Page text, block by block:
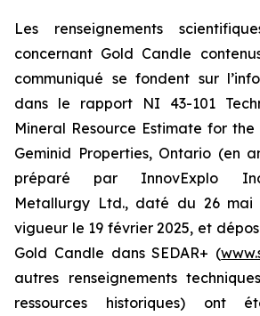
Les renseignements
concernant Gold Candle
communiqué se fondent sur
dans le rapport NI 43-101
Mineral Resource Estimate for
Geminid Properties, Ontario (en
préparé par InnovExplo
Metallurgy Ltd., daté du 26 mai
vigueur le 19 février 2025, et
Gold Candle dans SEDAR+ (
autres renseignements
ressources historiques) ont